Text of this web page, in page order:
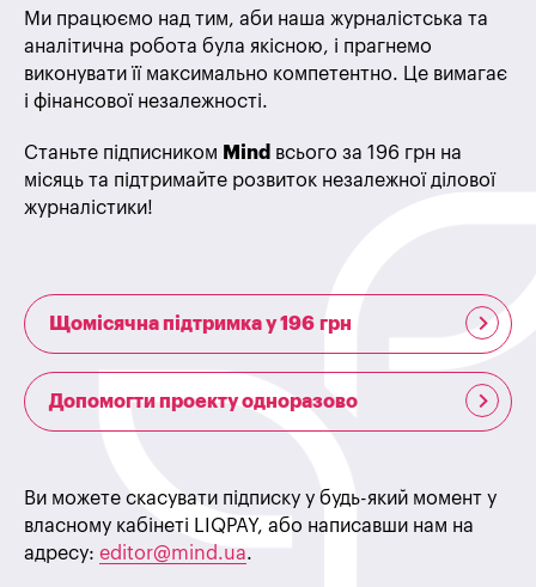
Ми працюємо над тим, аби наша журналістська та
аналітична робота була якісною, і прагнемо
виконувати її максимально компетентно. Це вимагає
і фінансової незалежності.
Станьте підписником Mind всього за 196 грн на
місяць та підтримайте розвиток незалежної ділової
журналістики!
Щомісячна підтримка у 196 грн
Допомогти проекту одноразово
Ви можете скасувати підписку у будь-який момент у
власному кабінеті LIQPAY, або написавши нам на
адресу: editor@mind.ua.